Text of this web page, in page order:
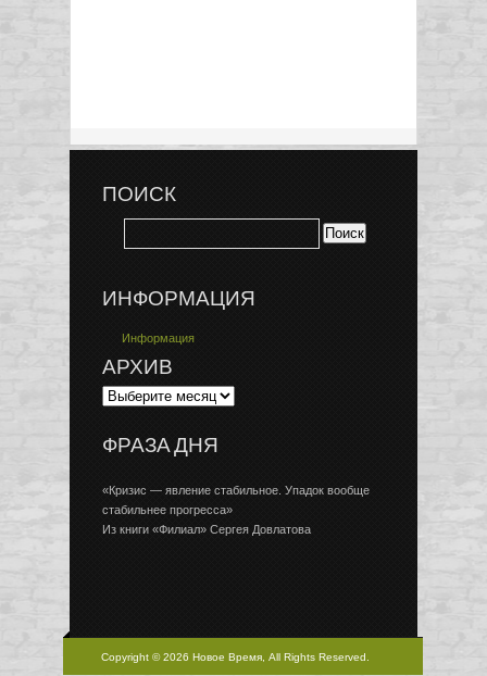
ПОИСК
ИНФОРМАЦИЯ
Информация
АРХИВ
ФРАЗА ДНЯ
«Кризис — явление стабильное. Упадок вообще
стабильнее прогресса»
Из книги «Филиал» Сергея Довлатова
Copyright © 2026 Новое Время, All Rights Reserved.